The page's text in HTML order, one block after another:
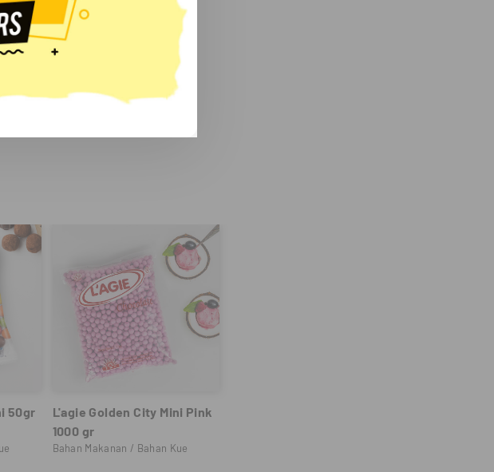
coklat dalam bentuk lain.
75 gr di Wu Meyers.
50gr
L'agie Golden City Mini Pink
1000 gr
Bahan Makanan / Bahan Kue